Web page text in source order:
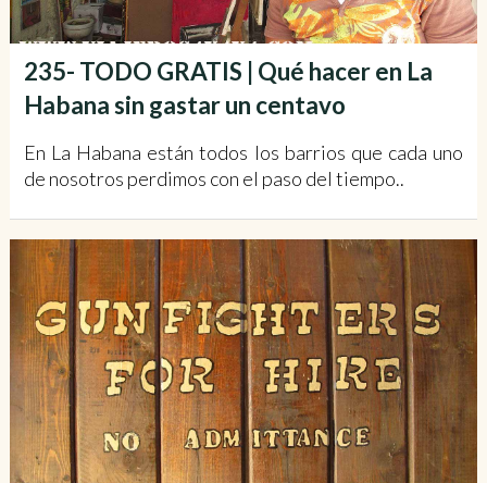
235- TODO GRATIS | Qué hacer en La
Habana sin gastar un centavo
En La Habana están todos los barrios que cada uno
de nosotros perdimos con el paso del tiempo..